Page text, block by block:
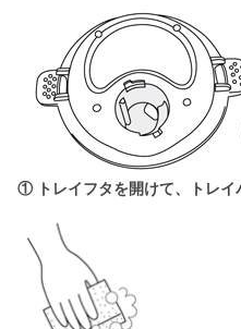
① トレイフタを開けて、トレイ